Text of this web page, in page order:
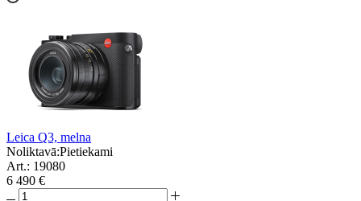
Leica Q3, melna
Noliktavā:Pietiekami
Art.: 19080
6 490 €